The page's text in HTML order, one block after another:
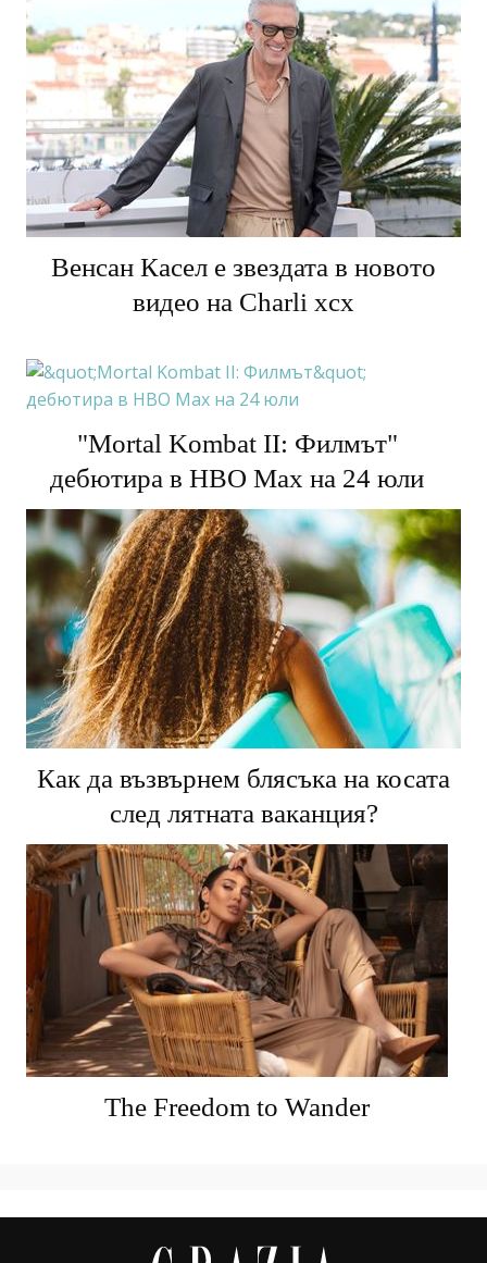
Венсан Касел е звездата в новото
видео на Charli xcx
"Mortal Kombat II: Филмът"
дебютира в HBO Max на 24 юли
Как да възвърнем блясъка на косата
след лятната ваканция?
The Freedom to Wander